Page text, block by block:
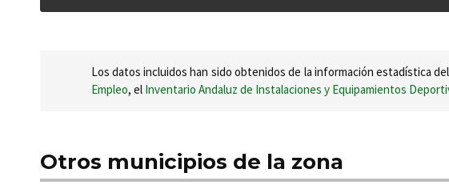
Los datos incluidos han sido obtenidos de la información estadística del
Empleo, el Inventario Andaluz de Instalaciones y Equipamientos
Otros municipios de la zona